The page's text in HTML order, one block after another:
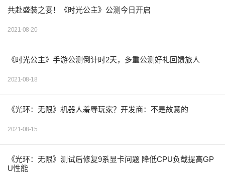
共赴盛装之宴！《时光公主》公测今日开启
2021-08-20
《时光公主》手游公测倒计时2天，多重公测好礼回馈旅人
2021-08-18
《光环：无限》机器人羞辱玩家？开发商：不是故意的
2021-08-15
《光环：无限》测试后修复9系显卡问题 降低CPU负载提高GP
U性能